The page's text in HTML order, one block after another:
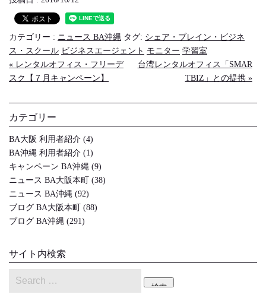
カテゴリー : ニュース BA沖縄 タグ: シェア・ブレイン・ビジネ
ス・スクール ビジネスエージェント モニター 学習室
« レンタルオフィス・フリーデ
スク【７月キャンペーン】
台湾レンタルオフィス「SMAR
TBIZ」との提携 »
カテゴリー
BA大阪 利用者紹介 (4)
BA沖縄 利用者紹介 (1)
キャンペーン BA沖縄 (9)
ニュース BA大阪本町
(38)
ニュース BA沖縄 (92)
ブログ BA大阪本町
(88)
ブログ BA沖縄 (291)
サイト内検索
検索